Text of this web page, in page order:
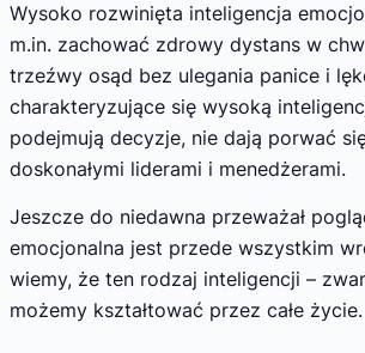
Wysoko rozwinięta inteligencja
m.in. zachować zdrowy dystans w
trzeźwy osąd bez ulegania panice i
charakteryzujące się wysoką
podejmują decyzje, nie dają porwać
doskonałymi liderami i menedżerami.
Jeszcze do niedawna przeważał
emocjonalna jest przede wszystkim
wiemy, że ten rodzaj inteligencji –
możemy kształtować przez całe życie.